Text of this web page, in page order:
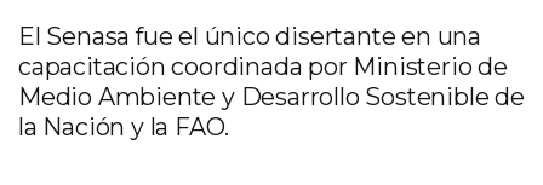
El Senasa fue el único disertante en una
capacitación coordinada por Ministerio de
Medio Ambiente y Desarrollo Sostenible de
la Nación y la FAO.